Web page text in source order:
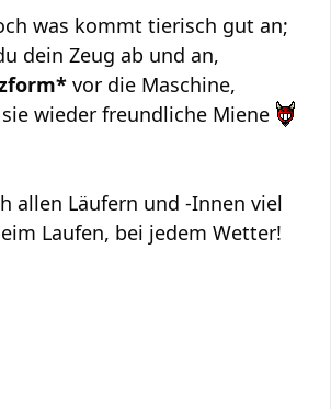
was kommt tierisch gut an;
dein Zeug ab und an,
vor die Maschine,
wieder freundliche Miene
allen Läufern und -Innen viel
Laufen, bei jedem Wetter!